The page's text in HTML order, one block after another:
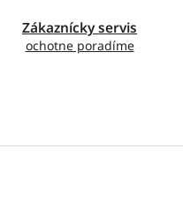
Zákaznícky servis
ochotne poradíme